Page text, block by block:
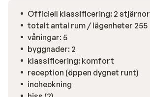
Officiell klassificering: 2 stjärnor
totalt antal rum / lägenheter 255
våningar: 5
byggnader: 2
klassificering: komfort
reception (öppen dygnet runt)
incheckning